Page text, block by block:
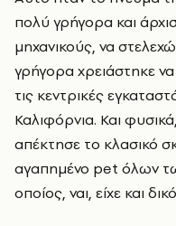
πολύ γρήγορα και
μηχανικούς, να
γρήγορα χρειάστηκε
τις κεντρικές
Καλιφόρνια. Και
απέκτησε το κλασικό
αγαπημένο pet όλων
οποίος, ναι, είχε και